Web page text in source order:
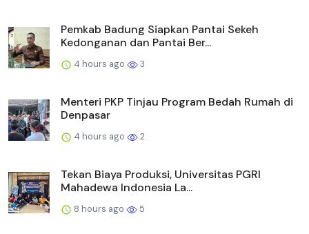
Pemkab Badung Siapkan Pantai Sekeh
Kedonganan dan Pantai Ber...
4 hours ago 3
Menteri PKP Tinjau Program Bedah Rumah di
Denpasar
4 hours ago 2
Tekan Biaya Produksi, Universitas PGRI
Mahadewa Indonesia La...
8 hours ago 5